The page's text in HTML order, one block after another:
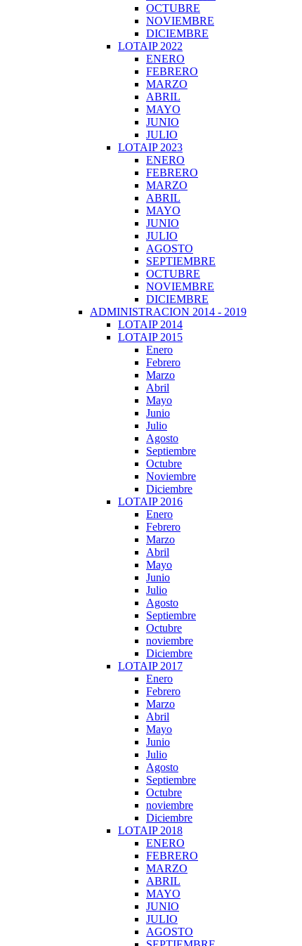
OCTUBRE
NOVIEMBRE
DICIEMBRE
LOTAIP 2022
ENERO
FEBRERO
MARZO
ABRIL
MAYO
JUNIO
JULIO
LOTAIP 2023
ENERO
FEBRERO
MARZO
ABRIL
MAYO
JUNIO
JULIO
AGOSTO
SEPTIEMBRE
OCTUBRE
NOVIEMBRE
DICIEMBRE
ADMINISTRACION 2014 - 2019
LOTAIP 2014
LOTAIP 2015
Enero
Febrero
Marzo
Abril
Mayo
Junio
Julio
Agosto
Septiembre
Octubre
Noviembre
Diciembre
LOTAIP 2016
Enero
Febrero
Marzo
Abril
Mayo
Junio
Julio
Agosto
Septiembre
Octubre
noviembre
Diciembre
LOTAIP 2017
Enero
Febrero
Marzo
Abril
Mayo
Junio
Julio
Agosto
Septiembre
Octubre
noviembre
Diciembre
LOTAIP 2018
ENERO
FEBRERO
MARZO
ABRIL
MAYO
JUNIO
JULIO
AGOSTO